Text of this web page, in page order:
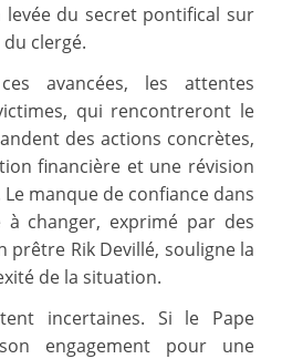
levée du secret pontifical sur
clergé.
avancées, les attentes
qui rencontreront le
des actions concrètes,
financière et une révision
manque de confiance dans
à changer, exprimé par des
prêtre Rik Devillé, souligne la
de la situation.
incertaines. Si le Pape
engagement pour une